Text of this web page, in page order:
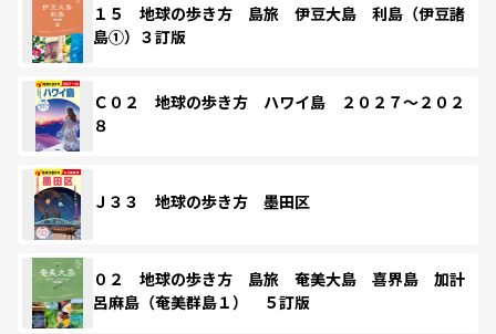
１５ 地球の歩き方 島旅 伊豆大島 利島（伊豆諸
島①）３訂版
Ｃ０２ 地球の歩き方 ハワイ島 ２０２７～２０２
８
Ｊ３３ 地球の歩き方 墨田区
０２ 地球の歩き方 島旅 奄美大島 喜界島 加計
呂麻島（奄美群島１） ５訂版